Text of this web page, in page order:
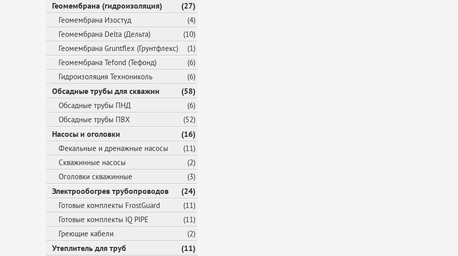
Геомембрана (гидроизоляция) (27)
Геомембрана Изостуд
(4)
Геомембрана Delta (Дельта)
(10)
Геомембрана Gruntflex (Грунтфлекс)
(1)
Геомембрана Tefond (Тефонд)
(6)
Гидроизоляция Технониколь
(6)
Обсадные трубы для скважин (58)
Обсадные трубы ПНД
(6)
Обсадные трубы ПВХ
(52)
Насосы и оголовки (16)
Фекальные и дренажные насосы
(11)
Скважинные насосы
(2)
Оголовки скважинные
(3)
Электрообогрев трубопроводов (24)
Готовые комплекты FrostGuard
(11)
Готовые комплекты IQ PIPE
(11)
Греющие кабели
(2)
Утеплитель для труб (11)